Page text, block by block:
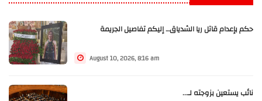
حكم بإعدام قاتل ريا الشدياق… إليكم تفاصيل الجريمة
August 10, 2026, 8:16 am
نائب يستعين بزوجته لـ...